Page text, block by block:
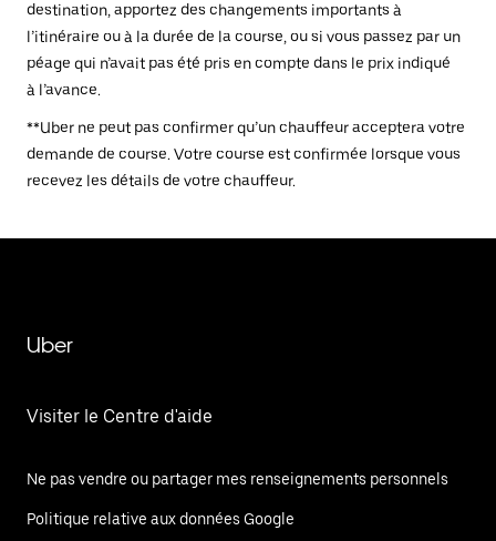
destination, apportez des changements importants à
l’itinéraire ou à la durée de la course, ou si vous passez par un
péage qui n’avait pas été pris en compte dans le prix indiqué
à l’avance.
**Uber ne peut pas confirmer qu’un chauffeur acceptera votre
demande de course. Votre course est confirmée lorsque vous
recevez les détails de votre chauffeur.
Uber
Visiter le Centre d'aide
Ne pas vendre ou partager mes renseignements personnels
Politique relative aux données Google